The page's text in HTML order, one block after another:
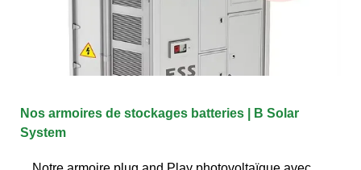
Nos armoires de stockages batteries | B Solar
System